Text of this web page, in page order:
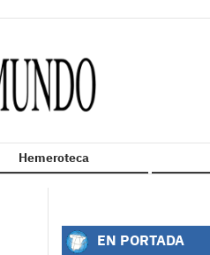
Hemeroteca
EN PORTADA